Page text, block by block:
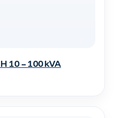
10 – 100 kVA